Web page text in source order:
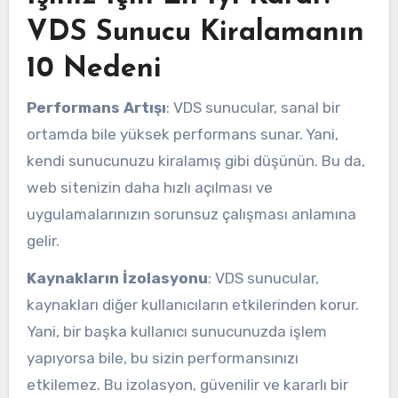
VDS Sunucu Kiralamanın
10 Nedeni
Performans Artışı: VDS sunucular, sanal bir
ortamda bile yüksek performans sunar. Yani,
kendi sunucunuzu kiralamış gibi düşünün. Bu da,
web sitenizin daha hızlı açılması ve
uygulamalarınızın sorunsuz çalışması anlamına
gelir.
Kaynakların İzolasyonu: VDS sunucular,
kaynakları diğer kullanıcıların etkilerinden korur.
Yani, bir başka kullanıcı sunucunuzda işlem
yapıyorsa bile, bu sizin performansınızı
etkilemez. Bu izolasyon, güvenilir ve kararlı bir